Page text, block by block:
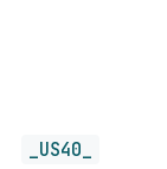
_US40_